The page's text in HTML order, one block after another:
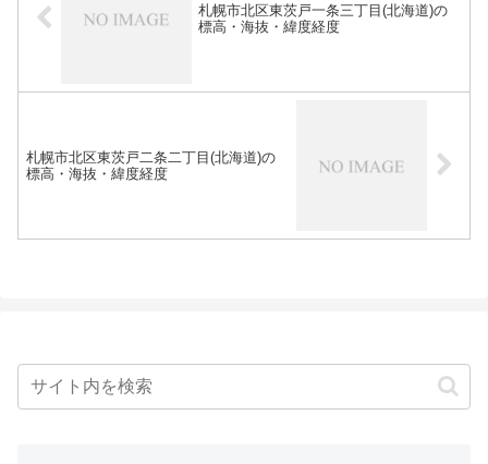
札幌市北区東茨戸一条三丁目(北海道)の
標高・海抜・緯度経度
札幌市北区東茨戸二条二丁目(北海道)の
標高・海抜・緯度経度